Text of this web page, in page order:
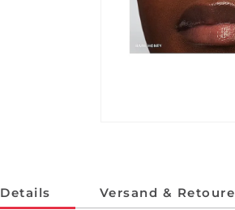
Details Versand & Retoure